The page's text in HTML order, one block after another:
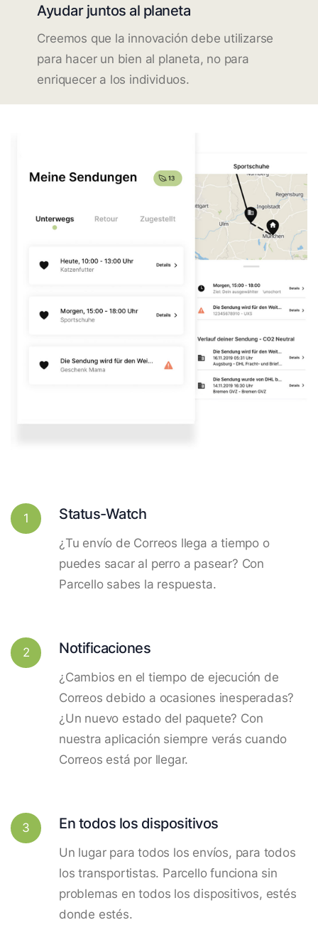
Ayudar juntos al planeta
Creemos que la innovación debe utilizarse
para hacer un bien al planeta, no para
enriquecer a los individuos.
1 Status-Watch
¿Tu envío de Correos llega a tiempo o
puedes sacar al perro a pasear? Con
Parcello sabes la respuesta.
2 Notificaciones
¿Cambios en el tiempo de ejecución de
Correos debido a ocasiones inesperadas?
¿Un nuevo estado del paquete? Con
nuestra aplicación siempre verás cuando
Correos está por llegar.
3 En todos los dispositivos
Un lugar para todos los envíos, para todos
los transportistas. Parcello funciona sin
problemas en todos los dispositivos, estés
donde estés.